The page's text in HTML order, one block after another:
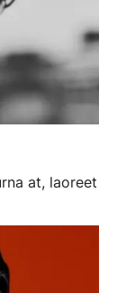
at, laoreet